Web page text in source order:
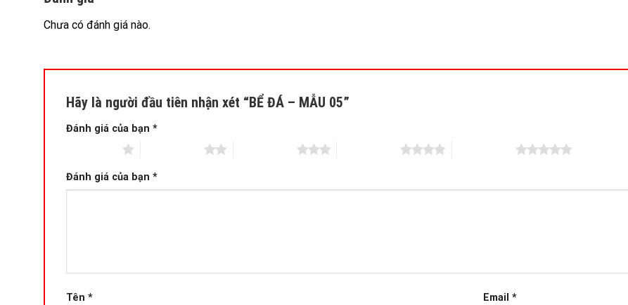
Chưa có đánh giá nào.
Hãy là người đầu tiên nhận xét “BỂ ĐÁ – MẪU 05”
Đánh giá của bạn *
Đánh giá của bạn *
Tên * Email *